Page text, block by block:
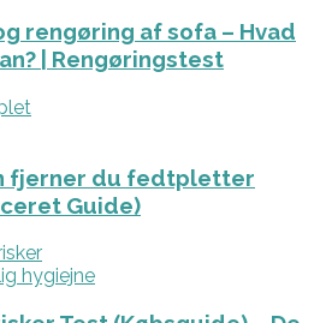
rengøring af sofa – Hvad
| Rengøringstest
fjerner du fedtpletter
Guide)
hygiejne